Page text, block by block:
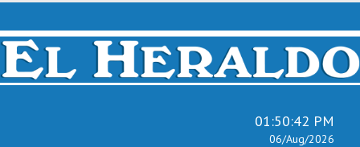
Skip
content
01:50:43 PM
06/Aug/2026